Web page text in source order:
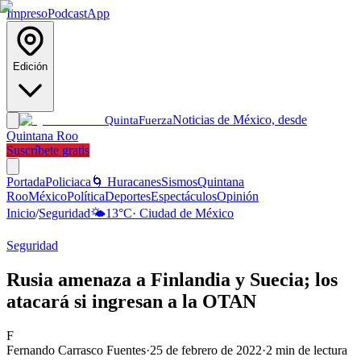
ImpresoPodcastApp
Edición
QuintaFuerzaNoticias de México, desde
Quintana Roo
Suscríbete gratis
PortadaPoliciaca 🌀 HuracanesSismosQuintana
RooMéxicoPolíticaDeportesEspectáculosOpinión
Inicio/Seguridad🌤️13°C· Ciudad de México
Seguridad
Rusia amenaza a Finlandia y Suecia; los
atacará si ingresan a la OTAN
F
Fernando Carrasco Fuentes·25 de febrero de 2022·2 min de lectura